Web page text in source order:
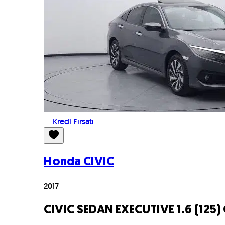
Kredi Fırsatı
Honda CIVIC
2017
CIVIC SEDAN EXECUTIVE 1.6 (125)